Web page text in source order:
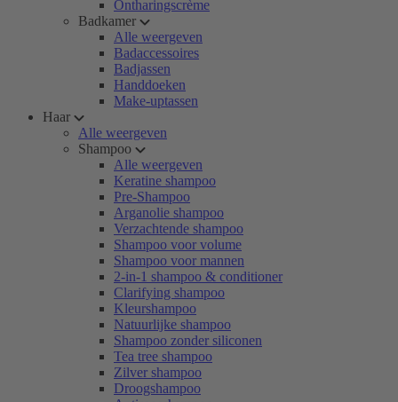
Ontharingscrème
Badkamer
Alle weergeven
Badaccessoires
Badjassen
Handdoeken
Make-uptassen
Haar
Alle weergeven
Shampoo
Alle weergeven
Keratine shampoo
Pre-Shampoo
Arganolie shampoo
Verzachtende shampoo
Shampoo voor volume
Shampoo voor mannen
2-in-1 shampoo & conditioner
Clarifying shampoo
Kleurshampoo
Natuurlijke shampoo
Shampoo zonder siliconen
Tea tree shampoo
Zilver shampoo
Droogshampoo